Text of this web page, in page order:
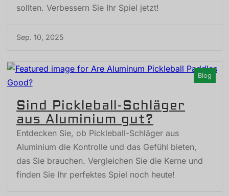
sollten. Verbessern Sie Ihr Spiel jetzt!
Sep. 10, 2025
Sind Pickleball-Schläger
aus Aluminium gut?
Entdecken Sie, ob Pickleball-Schläger aus
Aluminium die Kontrolle und das Gefühl bieten,
das Sie brauchen. Vergleichen Sie die Kerne und
finden Sie Ihr perfektes Spiel noch heute!
Blog